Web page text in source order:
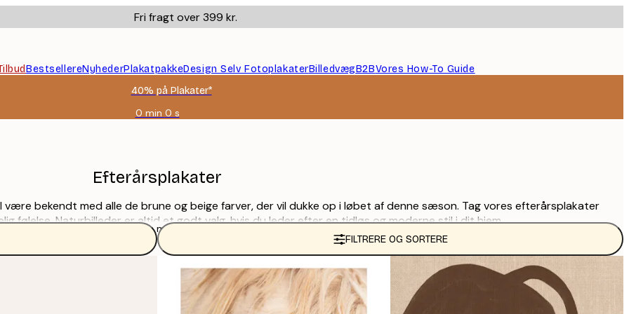
Fri fragt over 399 kr.
BestsellereNyhederPlakatpakkeDesign Selv FotoplakaterBilledvægB2BVores How-To Guide
40% på Plakater*
0 min 0 s
Gyldig
09
Efterårsplakater
bekendt med alle de brune og beige farver, der vil dukke op i løbet af denne sæson. Tag vores efterårsplakater
følelse. Naturbilleder er altid et godt valg, hvis du leder efter en tidløs og moderne stil i dit hjem.
Læs mere
FILTRERE OG SORTERE